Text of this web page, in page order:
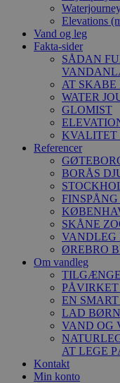
Elevations
Vand og leg
Fakta-sider
SÅDAN
AT
WATER
GLOMIST
KVALITET
Referencer
BORÅS
SKÅNE
VANDLEG
ØREBRO
Om vandleg
EN
LAD
VAND OG
AT LEGE
Kontakt
Min konto